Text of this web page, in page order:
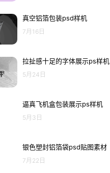
真空铝箔包装psd样机
7月16日
拉扯感十足的字体展示ps样机
5月24日
逼真飞机盒包装展示ps样机
5月3日
银色塑封铝箔袋psd贴图素材
7月22日